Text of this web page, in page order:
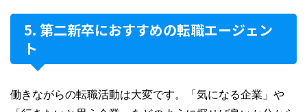
第二新卒におすすめの転職エージェン
ト
働きながらの転職活動は大変です。「気になる企業」や